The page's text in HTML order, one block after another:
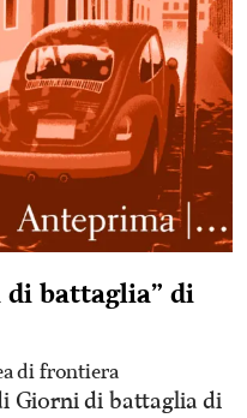
battaglia” di
di frontiera
Giorni di battaglia di